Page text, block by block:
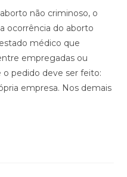
não criminoso, o
ocorrência do aborto
médico que
empregadas ou
pedido deve ser feito:
empresa. Nos demais